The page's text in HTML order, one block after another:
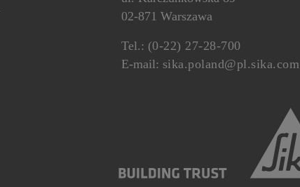
02-871 Warszawa
Tel.: (0-22) 27-28-700
E-mail: sika.poland@pl.sika.com